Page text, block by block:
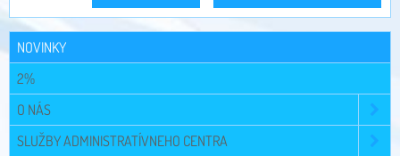
NOVINKY
2%
O NÁS
SLUŽBY ADMINISTRATÍVNEHO CENTRA